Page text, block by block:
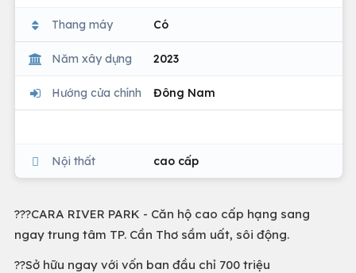
Thang máy Có
Năm xây dựng 2023
Hướng cửa chính Đông Nam
Nội thất cao cấp
?️??CARA RIVER PARK - Căn hộ cao cấp hạng sang
ngay trung tâm TP. Cần Thơ sầm uất, sôi động.
??Sở hữu ngay với vốn ban đầu chỉ 700 triệu